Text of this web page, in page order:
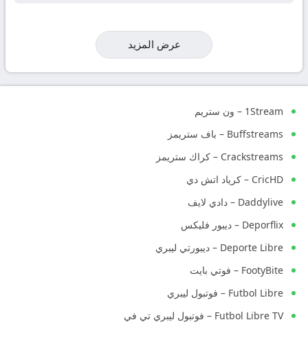
عرض المزيد
1Stream – ون ستريم
Buffstreams – باف ستريمز
Crackstreams – كراك ستريمز
CricHD – كرياد اتش دي
Daddylive – دادي لايف
Deporflix – ديبور فليكس
Deporte Libre – ديبورتي ليبري
FootyBite – فوتي بايت
Futbol Libre – فوتبول ليبري
Futbol Libre TV – فوتبول ليبري تي في